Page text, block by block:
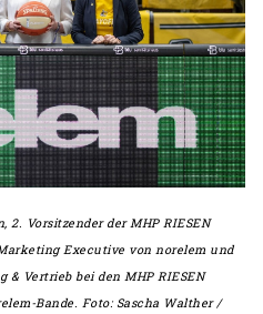
Vorsitzender der MHP RIESEN
Executive von norelem und
& Vertrieb bei den MHP RIESEN
Bande. Foto: Sascha Walther /